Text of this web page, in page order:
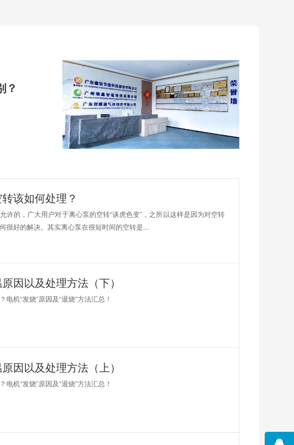
？
该如何处理？
许的，广大用户对于离心泵的空转“谈虎色变”，之所以这样是因为对空转
很好的解决。其实离心泵在很短时间的空转是...
因以及处理方法（下）
机“发烧”原因及“退烧”方法汇总！
因以及处理方法（上）
机“发烧”原因及“退烧”方法汇总！